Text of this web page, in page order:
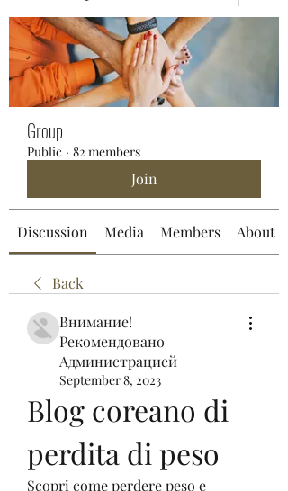
Group
Public · 82 members
Join
Discussion Media Members About
Back
Внимание!
Рекомендовано
Администрацией
September 8, 2023
Blog coreano di
perdita di peso
Scopri come perdere peso e